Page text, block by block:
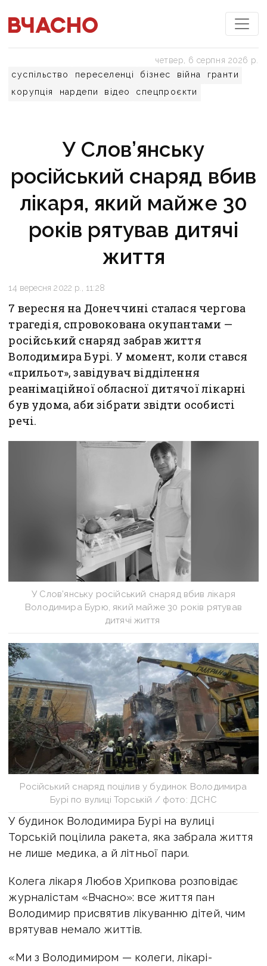
суспільство переселенці бізнес війна
гранти
корупція
нардепи відео спецпроєкти
четвер, 6 серпня 2026 р.
У Слов’янську
російський снаряд вбив
лікаря, який майже 30
років рятував дитячі
життя
14 вересня 2022 р., 11:28
7 вересня на Донеччині сталася чергова
трагедія, спровокована окупантами —
російський снаряд забрав життя
Володимира Бурі. У момент, коли стався
«прильот», завідувач відділення
реанімаційної обласної дитячої лікарні
був удома, аби зібрати звідти особисті
речі.
У Слов’янську російський снаряд вбив лікаря
Володимира Бурю, який майже 30 років рятував
дитячі життя
Російський снаряд поцілив у будинок Володимира
Бурі по вулиці Торській / фото: ДСНС
У будинок Володимира Бурі на вулиці
Торській поцілила ракета, яка забрала життя
не лише медика, а й літньої пари.
Колега лікаря Любов Хрипкова розповідає
журналістам «Вчасно»: все життя пан
Володимир присвятив лікуванню дітей, чим
врятував немало життів.
«Ми з Володимиром — колеги, лікарі-